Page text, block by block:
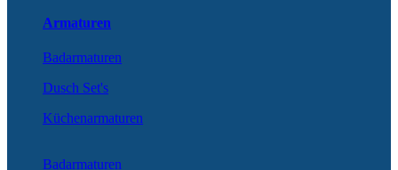
Armaturen
Badarmaturen
Dusch Set's
Küchenarmaturen
Badarmaturen